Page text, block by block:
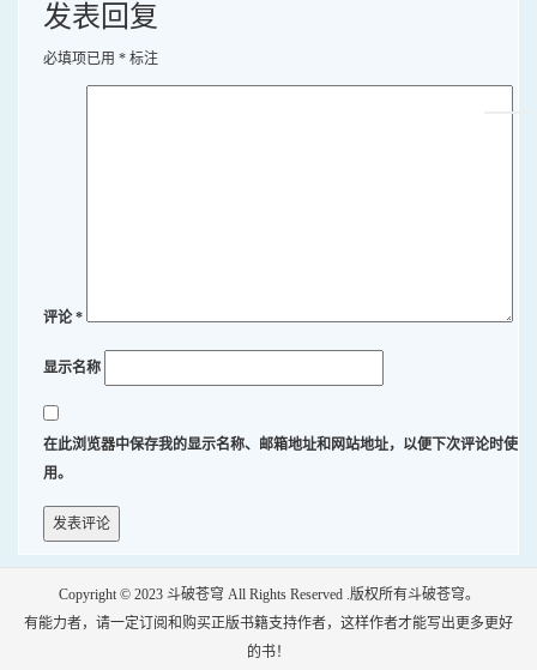
发表回复
必填项已用 * 标注
评论*
显示名称
在此浏览器中保存我的显示名称、邮箱地址和网站地址，以便下次评论时使
用。
Copyright © 2023 斗破苍穹 All Rights Reserved .版权所有斗破苍穹。
有能力者，请一定订阅和购买正版书籍支持作者，这样作者才能写出更多更好
的书！